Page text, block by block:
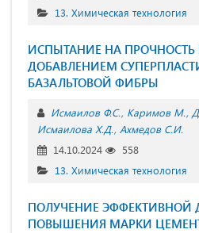
13. Химическая технология
ИСПЫТАНИЕ НА ПРОЧНОСТЬ
ДОБАВЛЕНИЕМ
БАЗАЛЬТОВОЙ ФИБРЫ
Исмаилов Ф.С. Каримов М.
Исмаилова Х.Д. Ахмедов С.И.
14.10.2024
558
13. Химическая технология
ПОЛУЧЕНИЕ ЭФФЕКТИВНОЙ
ПОВЫШЕНИЯ МАРКИ